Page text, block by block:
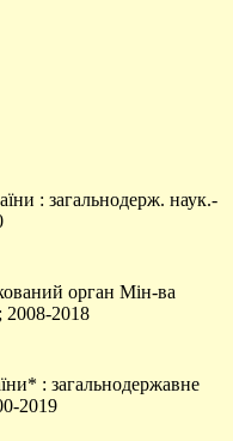
: загальнодерж. наук.-
орган Мін-ва
2008-2018
: загальнодержавне
2019